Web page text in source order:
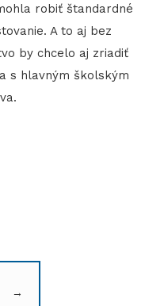
robiť štandardné
A to aj bez
by chcelo aj zriadiť
s hlavným školským
→